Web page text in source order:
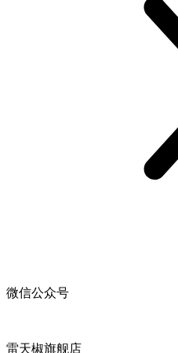
微信公众号
雷天椒旗舰店